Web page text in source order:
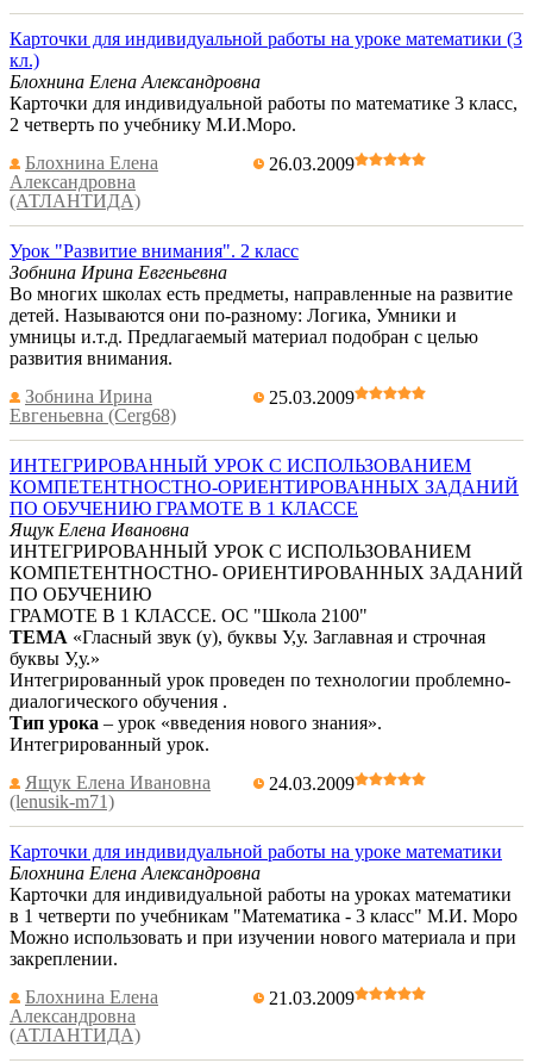
Карточки для индивидуальной работы на уроке математики (3
кл.)
Блохнина Елена Александровна
Карточки для индивидуальной работы по математике 3 класс,
2 четверть по учебнику М.И.Моро.
Блохнина Елена
Александровна
(АТЛАНТИДА)
26.03.2009
Урок "Развитие внимания". 2 класс
Зобнина Ирина Евгеньевна
Во многих школах есть предметы, направленные на развитие
детей. Называются они по-разному: Логика, Умники и
умницы и.т.д. Предлагаемый материал подобран с целью
развития внимания.
Зобнина Ирина
Евгеньевна (Cerg68)
25.03.2009
ИНТЕГРИРОВАННЫЙ УРОК С ИСПОЛЬЗОВАНИЕМ
КОМПЕТЕНТНОСТНО-ОРИЕНТИРОВАННЫХ ЗАДАНИЙ
ПО ОБУЧЕНИЮ ГРАМОТЕ В 1 КЛАССЕ
Ящук Елена Ивановна
ИНТЕГРИРОВАННЫЙ УРОК С ИСПОЛЬЗОВАНИЕМ
КОМПЕТЕНТНОСТНО- ОРИЕНТИРОВАННЫХ ЗАДАНИЙ
ПО ОБУЧЕНИЮ
ГРАМОТЕ В 1 КЛАССЕ. ОС "Школа 2100"
ТЕМА «Гласный звук (у), буквы У,у. Заглавная и строчная
буквы У,у.»
Интегрированный урок проведен по технологии проблемно-
диалогического обучения .
Тип урока – урок «введения нового знания».
Интегрированный урок.
Ящук Елена Ивановна
(lenusik-m71)
24.03.2009
Карточки для индивидуальной работы на уроке математики
Блохнина Елена Александровна
Карточки для индивидуальной работы на уроках математики
в 1 четверти по учебникам "Математика - 3 класс" М.И. Моро
Можно использовать и при изучении нового материала и при
закреплении.
Блохнина Елена
Александровна
(АТЛАНТИДА)
21.03.2009